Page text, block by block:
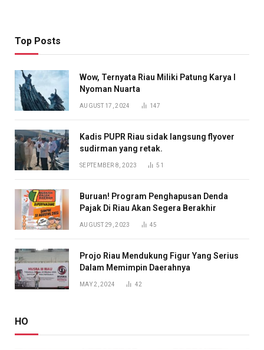
Top Posts
Wow, Ternyata Riau Miliki Patung Karya I
Nyoman Nuarta
AUGUST 17, 2024 147
Kadis PUPR Riau sidak langsung flyover
sudirman yang retak.
SEPTEMBER 8, 2023 51
Buruan! Program Penghapusan Denda
Pajak Di Riau Akan Segera Berakhir
AUGUST 29, 2023 45
Projo Riau Mendukung Figur Yang Serius
Dalam Memimpin Daerahnya
MAY 2, 2024 42
HO